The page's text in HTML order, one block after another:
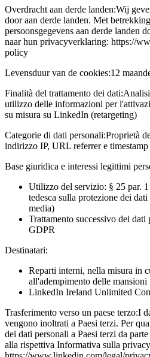
Overdracht aan derde landen:Wij
door aan derde landen. Met
persoonsgegevens aan derde landen
naar hun privacyverklaring: https://
policy
Levensduur van de cookies:12
Finalità del trattamento dei dati:
utilizzo delle informazioni per
su misura su LinkedIn (retargeting)
Categorie di dati personali:Proprietà
indirizzo IP, URL referrer e timestamp
Base giuridica e interessi legittimi
Utilizzo del servizio: § 25 par.
tedesca sulla protezione dei
media)
Trattamento successivo dei dati
GDPR
Destinatari:
Reparti interni, nella misura in
all'adempimento delle mansioni
LinkedIn Ireland Unlimited
Trasferimento verso un paese terzo:I
vengono inoltrati a Paesi terzi. Per
dei dati personali a Paesi terzi da
alla rispettiva Informativa sulla